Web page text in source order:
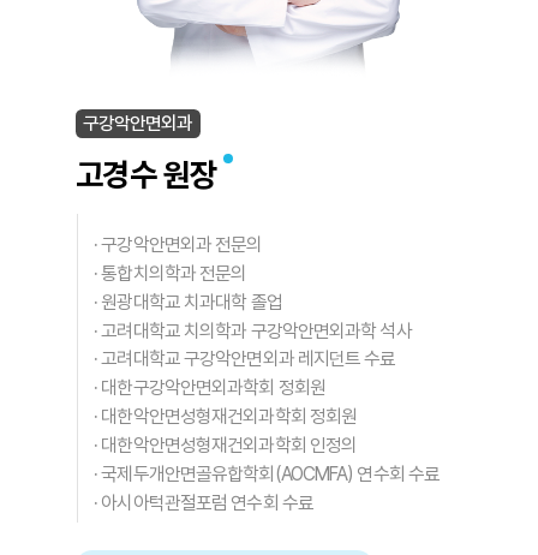
구강악안면외과
고경수 원장
·구강악안면외과 전문의
·통합치의학과 전문의
· 원광대학교 치과대학 졸업
·고려대학교 치의학과 구강악안면외과학 석사
·고려대학교 구강악안면외과 레지던트 수료
· 대한구강악안면외과학회 정회원
· 대한악안면성형재건외과학회 정회원
· 대한악안면성형재건외과학회 인정의
·국제두개안면골유합학회(AOCMFA) 연수회 수료
· 아시아턱관절포럼 연수회 수료